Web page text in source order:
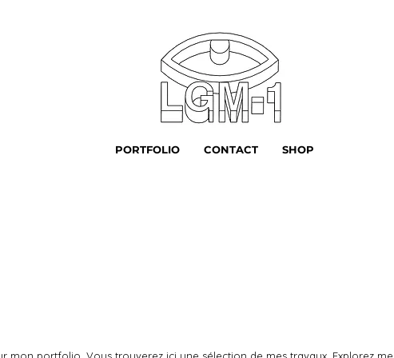
PORTFOLIO CONTACT SHOP
mon portfolio. Vous trouverez ici une sélection de mes travaux. Explorez